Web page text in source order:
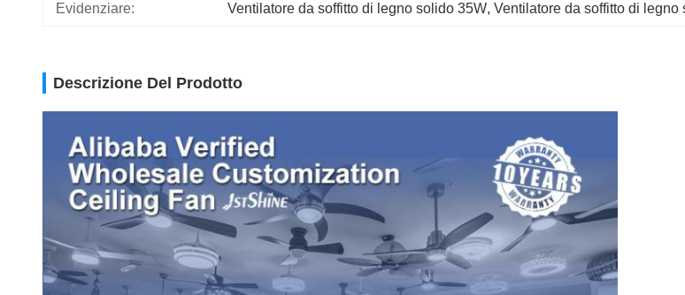
Evidenziare: Ventilatore da soffitto di legno solido 35W, Ventilatore da soffitto di legno
Descrizione Del Prodotto